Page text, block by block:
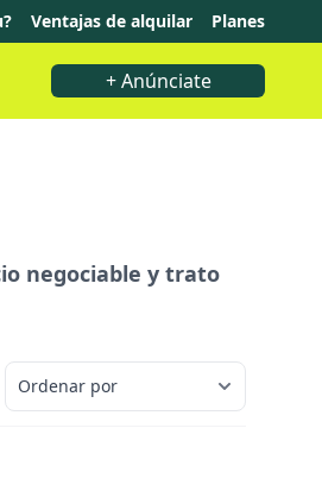
Ventajas de alquilar Planes
+ Anúnciate
negociable y trato